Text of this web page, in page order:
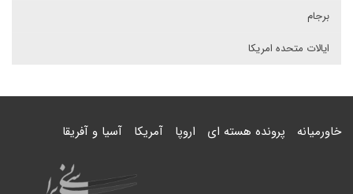
برجام
ایالات متحده امریکا
خاورمیانه پرونده هسته ای اروپا آمریکا آسیا و آفریقا